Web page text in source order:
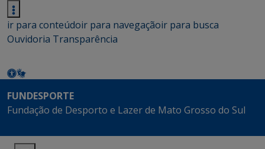
ir para conteúdoir para navegaçãoir para busca
Ouvidoria Transparência
FUNDESPORTE
Fundação de Desporto e Lazer de Mato Grosso do Sul